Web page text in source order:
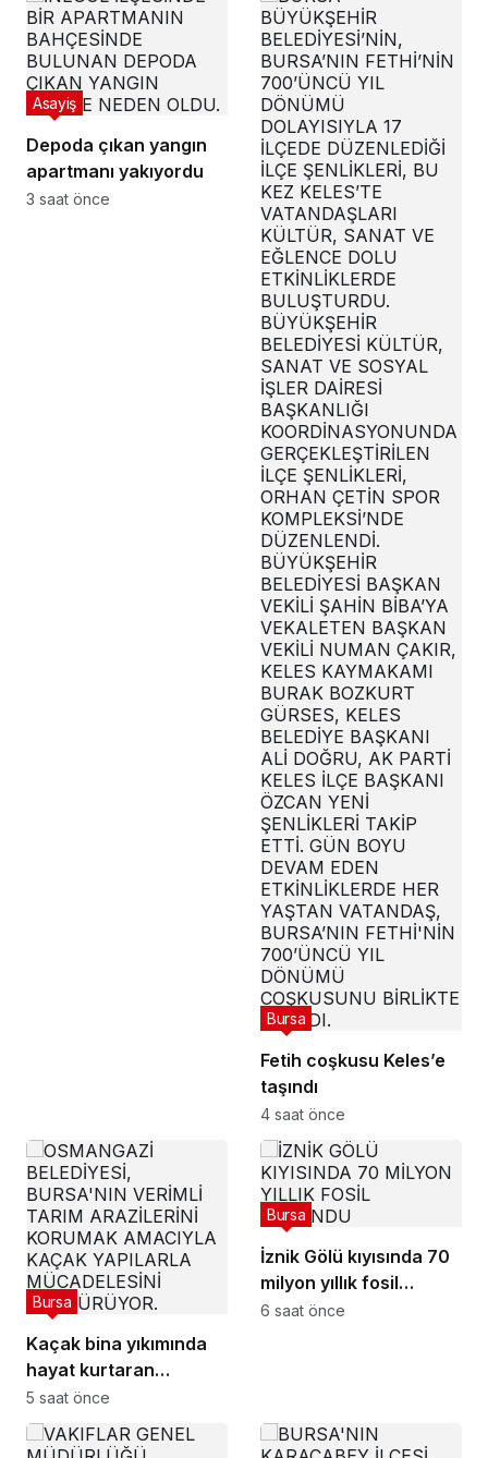
Depoda çıkan yangın
apartmanı yakıyordu
Asayiş
3 saat önce
Fetih coşkusu Keles’e
taşındı
Bursa
4 saat önce
Kaçak bina yıkımında
hayat kurtaran
müdahale
Bursa
5 saat önce
İznik Gölü kıyısında 70
milyon yıllık fosil
bulundu
Bursa
6 saat önce